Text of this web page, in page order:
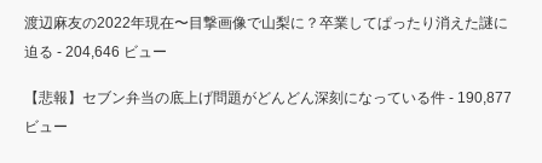
渡辺麻友の2022年現在〜目撃画像で山梨に？卒業してぱったり消えた謎に
迫る - 204,646 ビュー
【悲報】セブン弁当の底上げ問題がどんどん深刻になっている件 - 190,877
ビュー